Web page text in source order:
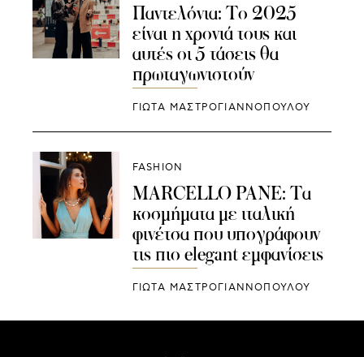
Παντελόνια: Το 2025
είναι η χρονιά τους και
αυτές οι 5 τάσεις θα
πρωταγωνιστούν
ΓΙΩΤΑ ΜΑΣΤΡΟΓΙΑΝΝΟΠΟΥΛΟΥ
FASHION
MARCELLO PANE: Τα
κοσμήματα με ιταλική
φινέτσα που υπογράφουν
τις πιο elegant εμφανίσεις
ΓΙΩΤΑ ΜΑΣΤΡΟΓΙΑΝΝΟΠΟΥΛΟΥ